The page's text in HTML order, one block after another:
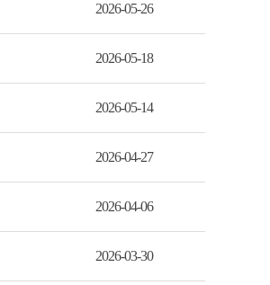
2026-05-26
2026-05-18
2026-05-14
2026-04-27
2026-04-06
2026-03-30